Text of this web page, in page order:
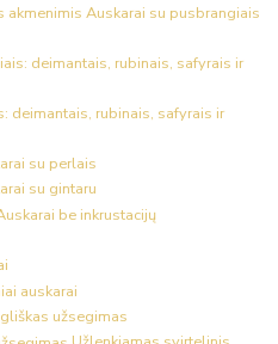
Auskarai su pusbrangiais
deimantais, rubinais, safyrais ir
su perlais
su gintaru
be inkrustacijų
auskarai
užsegimas